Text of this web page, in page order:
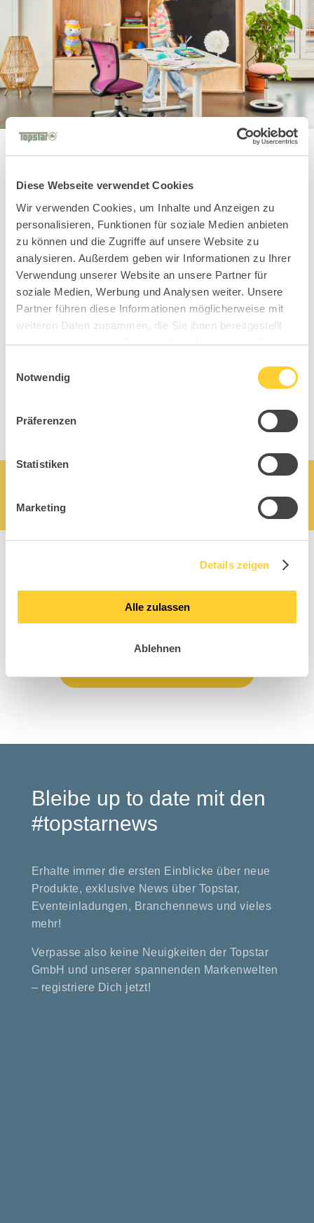
Diese Webseite verwendet Cookies
Wir verwenden Cookies, um Inhalte und Anzeigen zu
personalisieren, Funktionen für soziale Medien anbieten
zu können und die Zugriffe auf unsere Website zu
analysieren. Außerdem geben wir Informationen zu Ihrer
Verwendung unserer Website an unsere Partner für
soziale Medien, Werbung und Analysen weiter. Unsere
Partner führen diese Informationen möglicherweise mit
weiteren Daten zusammen, die Sie ihnen bereitgestellt
haben oder die sie im Rahmen Ihrer Nutzung der Dienste
Notwendig
Präferenzen
Statistiken
Marketing
Details zeigen
Alle zulassen
Ablehnen
You might also
like these Kids
Topstars
Bleibe up to date mit den
#topstarnews
Erhalte immer die ersten Einblicke über neue
Produkte, exklusive News über Topstar,
Eventeinladungen, Branchennews und vieles
mehr!
Verpasse also keine Neuigkeiten der Topstar
GmbH und unserer spannenden Markenwelten
– registriere Dich jetzt!